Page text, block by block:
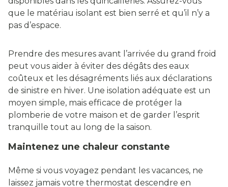
que le matériau isolant est bien serré et qu’il n’y a
pas d’espace.
Prendre des mesures avant l’arrivée du grand froid
peut vous aider à éviter des dégâts des eaux
coûteux et les désagréments liés aux déclarations
de sinistre en hiver. Une isolation adéquate est un
moyen simple, mais efficace de protéger la
plomberie de votre maison et de garder l’esprit
tranquille tout au long de la saison.
Maintenez une chaleur constante
Même si vous voyagez pendant les vacances, ne
laissez jamais votre thermostat descendre en